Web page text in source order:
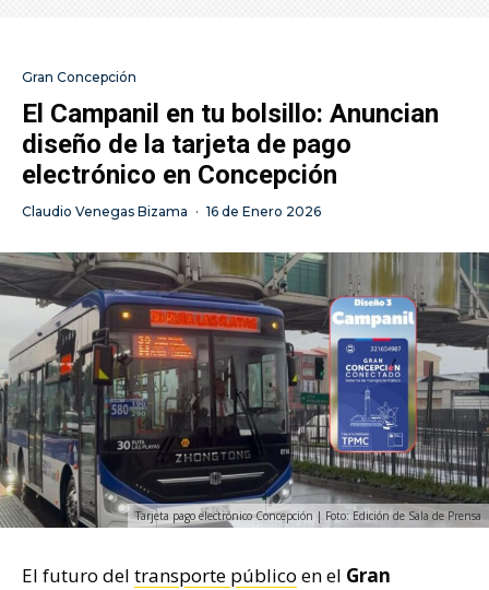
Gran Concepción
El Campanil en tu bolsillo: Anuncian
diseño de la tarjeta de pago
electrónico en Concepción
Claudio Venegas Bizama · 16 de Enero 2026
Tarjeta pago electrónico Concepción | Foto: Edición de Sala de Prensa
El futuro del transporte público en el Gran